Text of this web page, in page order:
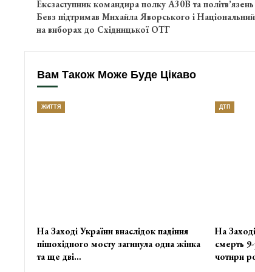
Ексзаступник командира полку А30В та
Бевз підтримав Михайла Яворського і
на виборах до Східницької ОТГ
Вам Також Може Буде Цікаво
ЖИТТЯ
На Заході України внаслідок падіння
пішохідного мосту загинула одна жінка
та ще дві…
ДТП
На
смерть
чотири